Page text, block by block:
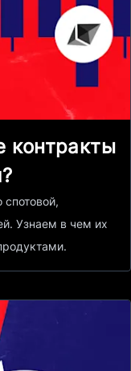
контракты
Узнаем в чем их